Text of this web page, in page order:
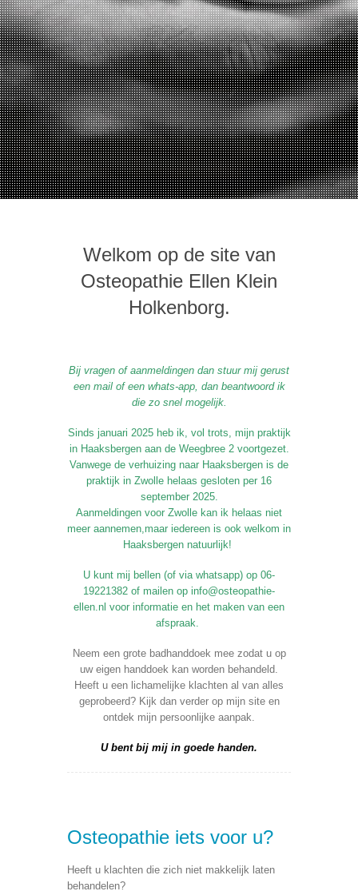
Welkom op de site van
Osteopathie Ellen Klein
Holkenborg.
Bij vragen of aanmeldingen dan stuur mij gerust
een mail of een whats-app, dan beantwoord ik
die zo snel mogelijk.
Sinds januari 2025 heb ik, vol trots, mijn praktijk
in Haaksbergen aan de Weegbree 2 voortgezet.
Vanwege de verhuizing naar Haaksbergen is de
praktijk in Zwolle helaas gesloten per 16
september 2025.
Aanmeldingen voor Zwolle kan ik helaas niet
meer aannemen,maar iedereen is ook welkom in
Haaksbergen natuurlijk!
U kunt mij bellen (of via whatsapp) op 06-
19221382 of mailen op info@osteopathie-
ellen.nl voor informatie en het maken van een
afspraak.
Neem een grote badhanddoek mee zodat u op
uw eigen handdoek kan worden behandeld.
Heeft u een lichamelijke klachten al van alles
geprobeerd? Kijk dan verder op mijn site en
ontdek mijn persoonlijke aanpak.
U bent bij mij in goede handen.
Osteopathie iets voor u?
Heeft u klachten die zich niet makkelijk laten
behandelen?